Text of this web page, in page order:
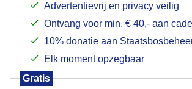
Advertentievrij en privacy veilig
Ontvang voor min. € 40,- aan
10% donatie aan
Elk moment opzegbaar
Gratis
Indien je hier nog geen akkoord op
verschijnt er zo een pop-up uit je
Is goed, toon de